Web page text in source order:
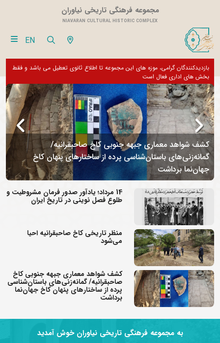
مجموعه فرهنگی تاریخی نیاوران
NIAVARAN CULTURAL HISTORIC COMPLEX
EN
بازدیدکنندگان گرامی، موزه های این مجموعه تا اطلاع ثانوی تعطیل می باشد و فقط
بخش های اداری فعال است
کشف شواهد معماری جبهه جنوبی کاخ صاحبقرانیه/
گمانه‌زنی‌های باستان‌شناسی پرده از ساختارهای پنهان کاخ
جهان‌نما برداشت
14 مرداد؛ یادآور صدور فرمان مشروطیت و
طلوع فصل نوینی در تاریخ ایران
منظر تاریخی کاخ صاحبقرانیه احیا
می‌شود
کشف شواهد معماری جبهه جنوبی کاخ
صاحبقرانیه/ گمانه‌زنی‌های باستان‌شناسی
پرده از ساختارهای پنهان کاخ جهان‌نما
برداشت
به مجموعه فرهنگی تاریخی نیاوران خوش آمدید